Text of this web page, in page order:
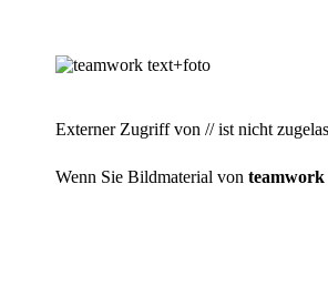
Externer Zugriff von // ist nicht
Wenn Sie Bildmaterial von